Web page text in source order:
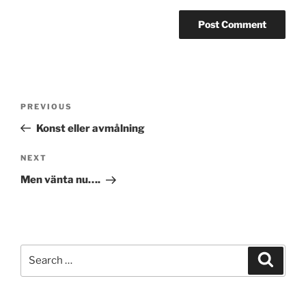
Previous
Post
PREVIOUS
Konst eller avmålning
Next
Post
NEXT
Men vänta nu….